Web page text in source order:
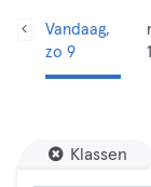
Vandaag,
zo 9
Klassen